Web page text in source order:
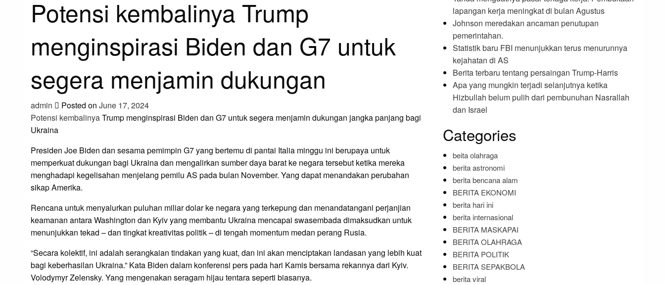
Potensi kembalinya Trump
menginspirasi Biden dan G7 untuk
segera menjamin dukungan
admin Posted on June 17, 2024
Potensi kembalinyaTrump menginspirasi Biden dan G7 untuk segera menjamin dukungan jangka panjang bagi
Ukraina
Presiden Joe Biden dan sesama pemimpin G7 yang bertemu di pantai Italia minggu ini berupaya untuk
memperkuat dukungan bagi Ukraina dan mengalirkan sumber daya barat ke negara tersebut ketika mereka
menghadapi kegelisahan menjelang pemilu AS pada bulan November. Yang dapat menandakan perubahan
sikap Amerika.
Rencana untuk menyalurkan puluhan miliar dolar ke negara yang terkepung dan menandatangani perjanjian
keamanan antara Washington dan Kyiv yang membantu Ukraina mencapai swasembada dimaksudkan untuk
menunjukkan tekad – dan tingkat kreativitas politik – di tengah momentum medan perang Rusia.
“Secara kolektif, ini adalah serangkaian tindakan yang kuat, dan ini akan menciptakan landasan yang lebih kuat
bagi keberhasilan Ukraina.” Kata Biden dalam konferensi pers pada hari Kamis bersama rekannya dari Kyiv.
Volodymyr Zelensky. Yang mengenakan seragam hijau tentara seperti biasanya.
lapangan kerja meningkat di bulan Agustus
Johnson meredakan ancaman penutupan
pemerintahan.
Statistik baru FBI menunjukkan terus menurunnya
kejahatan di AS
Berita terbaru tentang persaingan Trump-Harris
Apa yang mungkin terjadi selanjutnya ketika
Hizbullah belum pulih dari pembunuhan Nasrallah
dan Israel
Categories
beita olahraga
berita astronomi
berita bencana alam
BERITA EKONOMI
berita hari ini
berita internasional
BERITA MASKAPAI
BERITA OLAHRAGA
BERITA POLITIK
BERITA SEPAKBOLA
berita viral